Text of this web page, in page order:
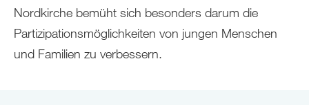
Nordkirche bemüht sich besonders darum die
Partizipationsmöglichkeiten von jungen Menschen
und Familien zu verbessern.